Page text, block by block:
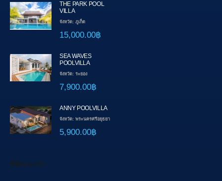
THE PARK POOL
VILLA
จังหวัด: ภูเก็ต
15,000.00฿
SEA WAVES
POOLVILLA
จังหวัด: ระยอง
7,900.00฿
ANNY POOLVILLA
จังหวัด: พระนครศรีอยุธยา
5,900.00฿
ที่พักแนะนำ